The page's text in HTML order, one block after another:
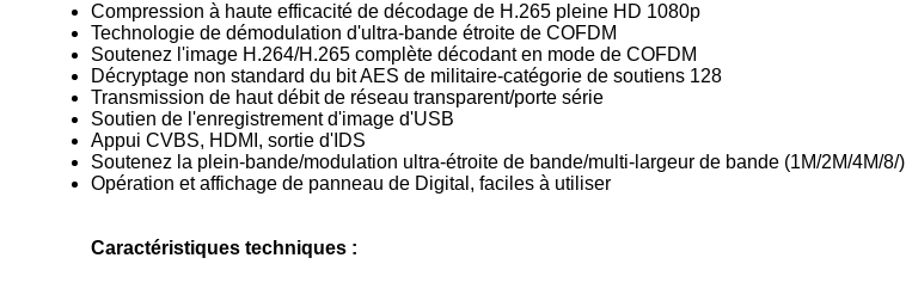
Compression à haute efficacité de décodage de H.265 pleine HD 1080p
Technologie de démodulation d'ultra-bande étroite de COFDM
Soutenez l'image H.264/H.265 complète décodant en mode de COFDM
Décryptage non standard du bit AES de militaire-catégorie de soutiens 128
Transmission de haut débit de réseau transparent/porte série
Soutien de l'enregistrement d'image d'USB
Appui CVBS, HDMI, sortie d'IDS
Soutenez la plein-bande/modulation ultra-étroite de bande/multi-largeur de bande (1M/2M/4M/8/)
Opération et affichage de panneau de Digital, faciles à utiliser
Caractéristiques techniques :